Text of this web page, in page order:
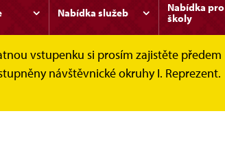
Nabídka služeb
Nabídka pro
školy
vstupenku si prosím zajistěte předem
návštěvnické okruhy I. Reprezent.